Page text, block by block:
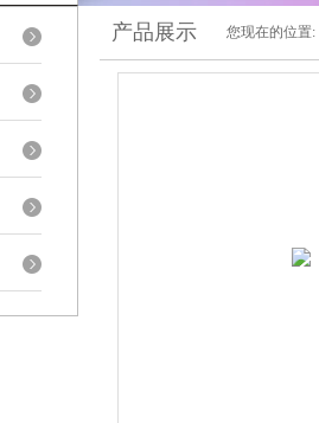
产品展示 您现在的位置: